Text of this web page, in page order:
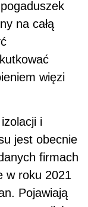
na całą
więzi
i
jest obecnie
firmach
w roku 2021
Pojawiają